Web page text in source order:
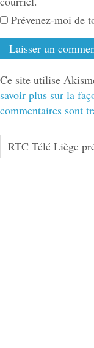
Prévenez-moi de
Ce site utilise
savoir plus sur la
commentaires sont
RTC Télé Liège